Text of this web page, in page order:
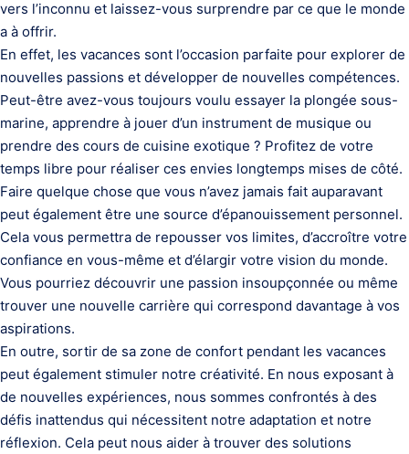
vers l’inconnu et laissez-vous surprendre par ce que le monde
a à offrir.
En effet, les vacances sont l’occasion parfaite pour explorer de
nouvelles passions et développer de nouvelles compétences.
Peut-être avez-vous toujours voulu essayer la plongée sous-
marine, apprendre à jouer d’un instrument de musique ou
prendre des cours de cuisine exotique ? Profitez de votre
temps libre pour réaliser ces envies longtemps mises de côté.
Faire quelque chose que vous n’avez jamais fait auparavant
peut également être une source d’épanouissement personnel.
Cela vous permettra de repousser vos limites, d’accroître votre
confiance en vous-même et d’élargir votre vision du monde.
Vous pourriez découvrir une passion insoupçonnée ou même
trouver une nouvelle carrière qui correspond davantage à vos
aspirations.
En outre, sortir de sa zone de confort pendant les vacances
peut également stimuler notre créativité. En nous exposant à
de nouvelles expériences, nous sommes confrontés à des
défis inattendus qui nécessitent notre adaptation et notre
réflexion. Cela peut nous aider à trouver des solutions